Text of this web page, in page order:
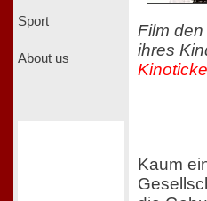
Sport
About us
Film
ihres
Kaum